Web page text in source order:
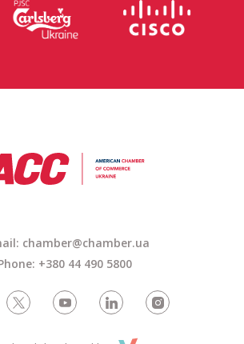
chamber@chamber.ua
+380 44 490 5800